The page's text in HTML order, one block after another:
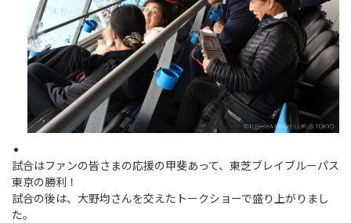
試合はファンの皆さまの応援の甲斐あって、東芝ブレイブルーパス
東京の勝利！
試合の後は、大野均さんを交えたトークショーで盛り上がりまし
た。